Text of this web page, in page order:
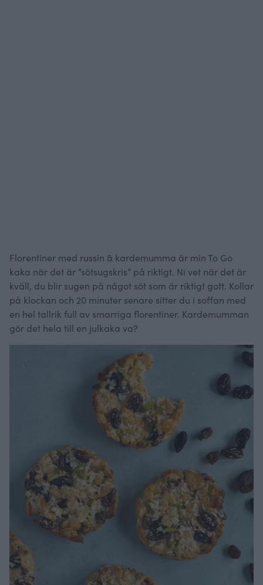
Florentiner med russin & kardemumma är min To Go
kaka när det är ”sötsugskris” på riktigt. Ni vet när det är
kväll, du blir sugen på något söt som är riktigt gott. Kollar
på klockan och 20 minuter senare sitter du i soffan med
en hel tallrik full av smarriga florentiner. Kardemumman
gör det hela till en julkaka va?